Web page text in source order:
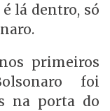
lá dentro, só
primeiros
foi
na porta do